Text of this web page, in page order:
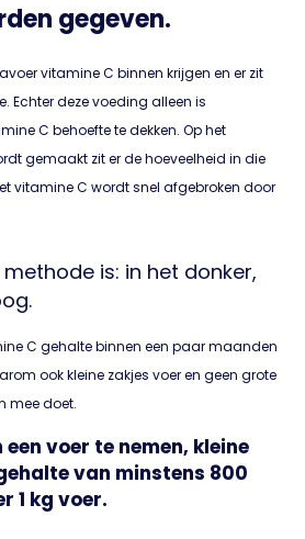
gegeven.
vitamine C binnen krijgen en er zit
Echter deze voeding alleen is
C behoefte te dekken. Op het
gemaakt zit er de hoeveelheid in die
vitamine C wordt snel afgebroken door
is: in het donker,
C gehalte binnen een paar maanden
ook kleine zakjes voer en geen grote
mee doet.
voer te nemen, kleine
van minstens 800
1 kg voer.